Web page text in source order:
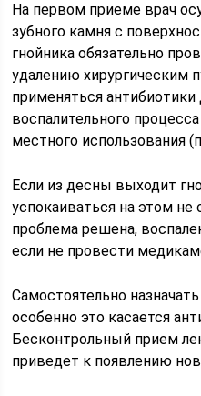
На первом приеме врач
зубного камня с
гнойника обязательно
удалению хирургическим
применяться антибиотики
воспалительного
местного использования
Если из десны выходит
успокаиваться на этом не
проблема решена,
если не провести
Самостоятельно
особенно это касается
Бесконтрольный прием
приведет к появлению